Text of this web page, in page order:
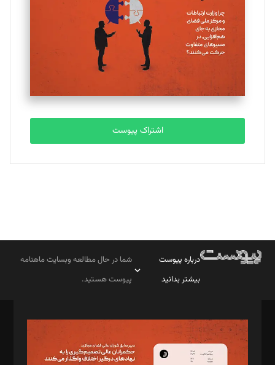
اشتراک پیوست
درباره پیوست
بیشتر بدانید
شما در حال مطالعه وبسایت ماهنامه
پیوست هستید.
مدیر مسئول: محمدباقر اثنی‌عشری
سردبیر: مهرک محمودی
دبیر تحریریه: میثم قاسمی